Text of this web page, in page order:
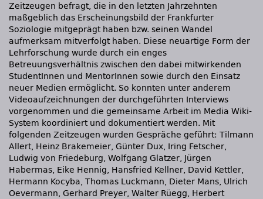
Zeitzeugen befragt, die in den letzten Jahrzehnten
maßgeblich das Erscheinungsbild der Frankfurter
Soziologie mitgeprägt haben bzw. seinen Wandel
aufmerksam mitverfolgt haben. Diese neuartige Form der
Lehrforschung wurde durch ein enges
Betreuungsverhältnis zwischen den dabei mitwirkenden
StudentInnen und MentorInnen sowie durch den Einsatz
neuer Medien ermöglicht. So konnten unter anderem
Videoaufzeichnungen der durchgeführten Interviews
vorgenommen und die gemeinsame Arbeit im Media Wiki-
System koordiniert und dokumentiert werden. Mit
folgenden Zeitzeugen wurden Gespräche geführt: Tilmann
Allert, Heinz Brakemeier, Günter Dux, Iring Fetscher,
Ludwig von Friedeburg, Wolfgang Glatzer, Jürgen
Habermas, Eike Hennig, Hansfried Kellner, David Kettler,
Hermann Kocyba, Thomas Luckmann, Dieter Mans, Ulrich
Oevermann, Gerhard Preyer, Walter Rüegg, Herbert